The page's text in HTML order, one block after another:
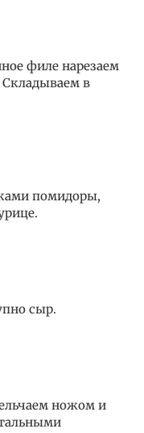
филе нарезаем
в
помидоры,
сыр.
ножом и